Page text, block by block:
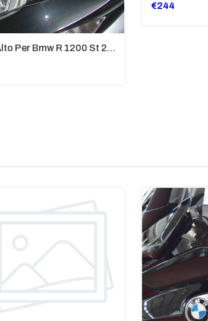
Cupolino Alto Per Bmw R 1200 St 2004 - 2007 TRASPARENTE - Sc950-T
€244